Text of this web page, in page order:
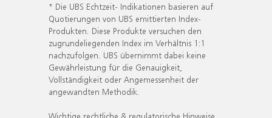
* Die UBS Echtzeit- Indikationen basieren auf
Quotierungen von UBS emittierten Index-
Produkten. Diese Produkte versuchen den
zugrundeliegenden Index im Verhältnis 1:1
nachzufolgen. UBS übernimmt dabei keine
Gewährleistung für die Genauigkeit,
Vollständigkeit oder Angemessenheit der
angewandten Methodik.